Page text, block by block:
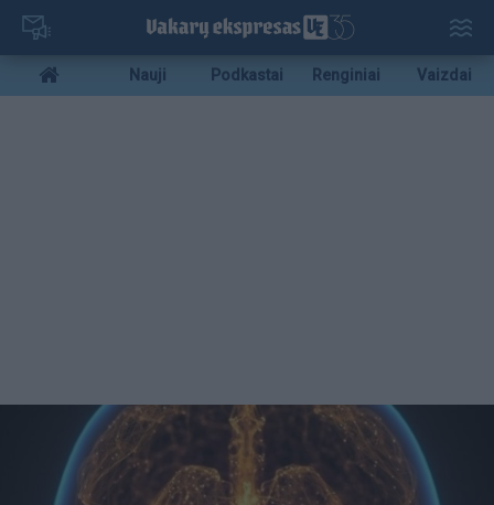
Pereiti
pagrindinį
turinį
Mobile
menu
Nauji Podkastai Renginiai Vaizdai